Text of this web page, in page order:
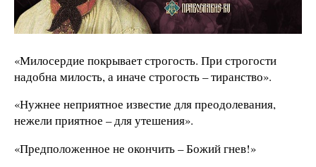
«Милосердие покрывает строгость. При строгости
надобна милость, а иначе строгость – тиранство».
«Нужнее неприятное известие для преодолевания,
нежели приятное – для утешения».
«Предположенное не окончить – Божий гнев!»